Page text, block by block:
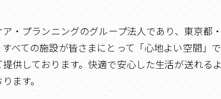
ア・プランニングのグループ法人であり、東京都
べての施設が皆さまにとって「心地よい空間」
供しております。快適で安心した生活が送れる
ます。